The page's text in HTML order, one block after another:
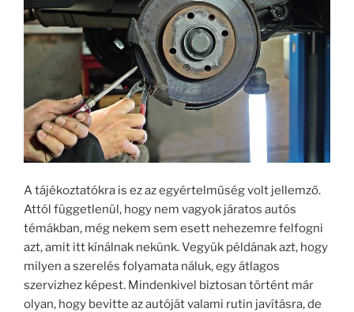
A tájékoztatókra is ez az egyértelműség volt jellemző.
Attól függetlenül, hogy nem vagyok járatos autós
témákban, még nekem sem esett nehezemre felfogni
azt, amit itt kínálnak nekünk. Vegyük példának azt, hogy
milyen a szerelés folyamata náluk, egy átlagos
szervizhez képest. Mindenkivel biztosan történt már
olyan, hogy bevitte az autóját valami rutin javításra, de